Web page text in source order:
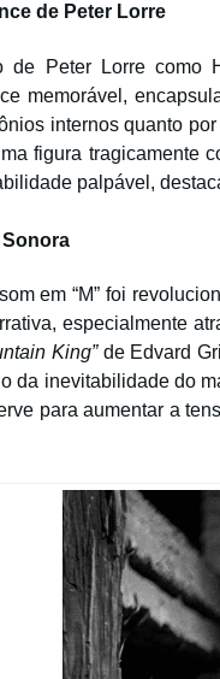
de Peter Lorre
de Peter Lorre como
memorável,
internos quanto
figura tragicamente
palpável,
Sonora
em “M” foi
especialmente
King”de Edvard
da inevitabilidade do
para aumentar a